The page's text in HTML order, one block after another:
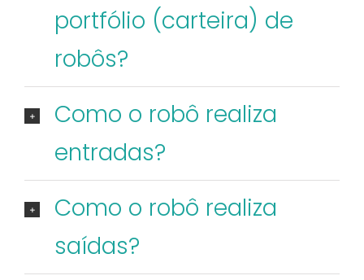
portfólio (carteira) de
robôs?
Como o robô realiza
entradas?
Como o robô realiza
saídas?